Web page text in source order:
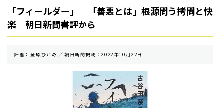
「フィールダー」 「善悪とは」根源問う拷問と快
楽 朝日新聞書評から
評者： 金原ひとみ ／ 朝⽇新聞掲載：2022年10月22日